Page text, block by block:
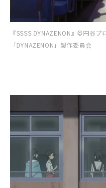
『SSSS.DYNAZENON』©円谷
「DYNAZENON」製作委員会